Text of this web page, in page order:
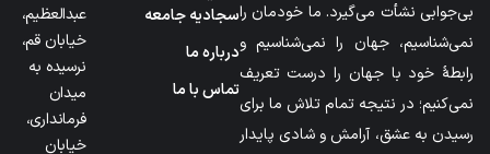
بی‌جوابی نشأت می‌گیرد. ما خودمان را
نمی‌شناسیم، جهان را نمی‌شناسیم و
رابطۀ خود با جهان را درست تعریف
نمی‌کنیم؛ در نتیجه تمام تلاش ما برای
رسیدن به عشق، آرامش و شادی پایدار
سجادیه جامعه
درباره ما
تماس با ما
عبدالعظیم،
خیابان قم،
نرسیده به
میدان
فرمانداری،
خیابان